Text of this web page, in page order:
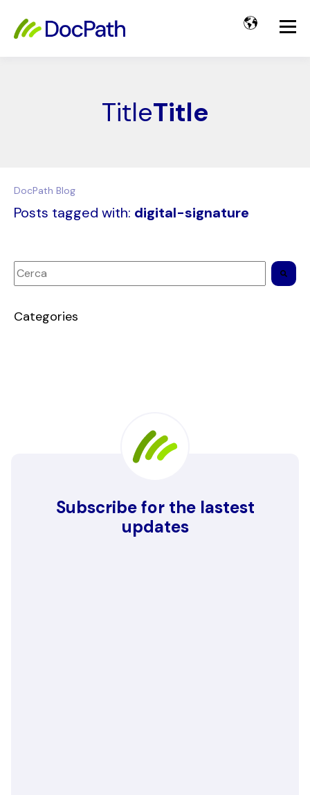
TitleTitle
DocPath Blog
Posts tagged with: digital-signature
Questo è un campo di ricerca con una funzionalità di
Categories
Subscribe for the lastest
updates